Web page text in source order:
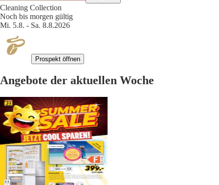
Cleaning Collection
Noch bis morgen gültig
Mi. 5.8. - Sa. 8.8.2026
Prospekt öffnen
Angebote der aktuellen Woche